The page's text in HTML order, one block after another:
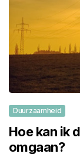
Duurzaamheid
Hoe kan ik
omgaan?